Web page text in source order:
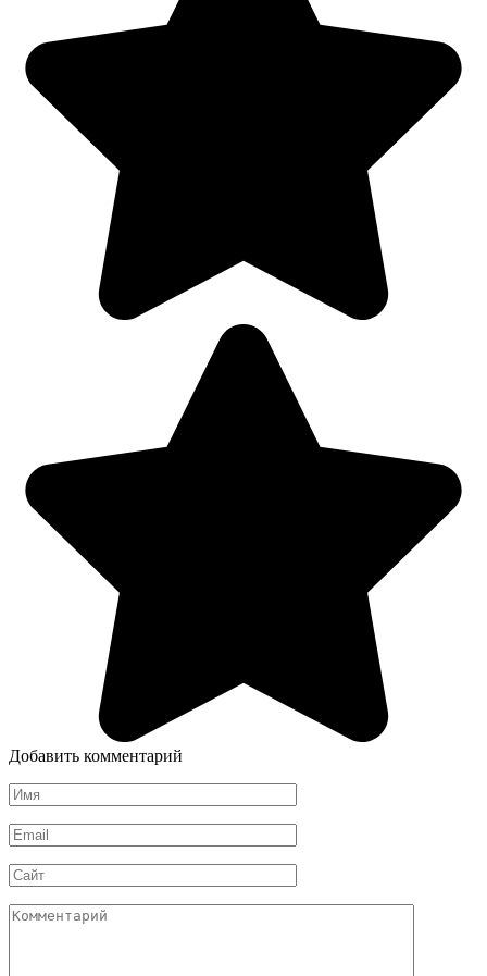
Добавить комментарий
Имя
*
Email
*
Сайт
Комментарий